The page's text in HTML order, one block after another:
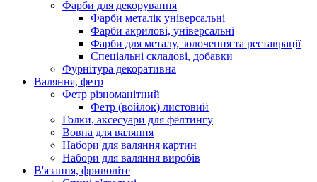
Фарби для декорування
Фарби металік універсальні
Фарби акрилові, універсальні
Фарби для металу, золочення та реставрації
Спеціальні складові, добавки
Фурнітура декоративна
Валяння, фетр
Фетр різноманітний
Фетр (войлок) листовий
Голки, аксесуари для фелтингу
Вовна для валяння
Набори для валяння картин
Набори для валяння виробів
В'язання, фриволіте